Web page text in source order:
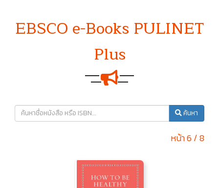
EBSCO e-Books PULINET
Plus
ค้นหา
หน้า 6 / 8